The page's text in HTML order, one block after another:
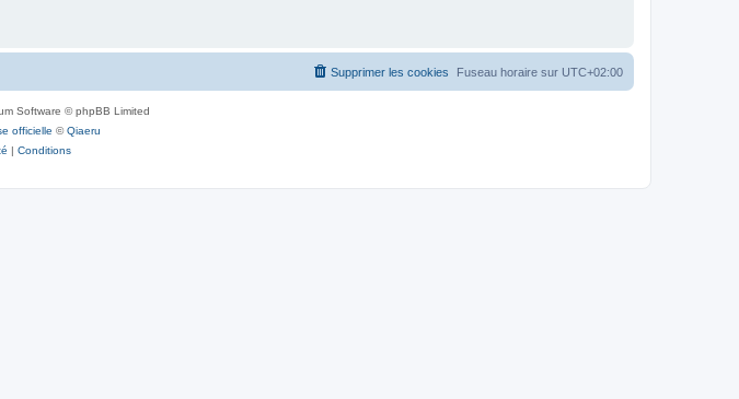
Fuseau horaire sur UTC+02:00
Supprimer les cookies
Software © phpBB Limited
officielle ©Qiaeru
| Conditions